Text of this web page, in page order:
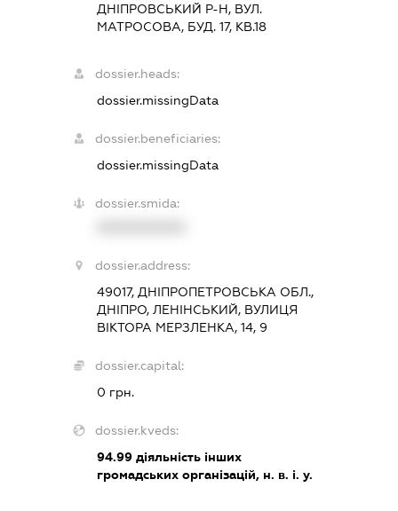
ДНІПРОВСЬКИЙ Р-Н, ВУЛ.
МАТРОСОВА, БУД. 17, КВ.18
dossier.heads:
dossier.missingData
dossier.beneficiaries:
dossier.missingData
dossier.smida:
dossier.address:
49017, ДНІПРОПЕТРОВСЬКА ОБЛ.,
ДНІПРО, ЛЕНІНСЬКИЙ, ВУЛИЦЯ
ВІКТОРА МЕРЗЛЕНКА, 14, 9
dossier.capital:
0 грн.
dossier.kveds:
94.99 діяльність інших
громадських організацій, н. в. і. у.